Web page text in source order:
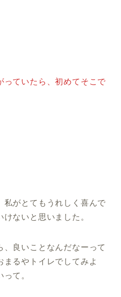
っていたら、初めてそこで
私がとてもうれしく喜んで
ないと思いました。
、良いことなんだなーって
まるやトイレでしてみよ
て。